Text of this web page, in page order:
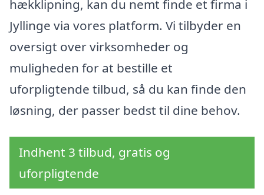
hækklipning, kan du nemt finde et firma i
Jyllinge via vores platform. Vi tilbyder en
oversigt over virksomheder og
muligheden for at bestille et
uforpligtende tilbud, så du kan finde den
løsning, der passer bedst til dine behov.
Indhent 3 tilbud, gratis og
uforpligtende